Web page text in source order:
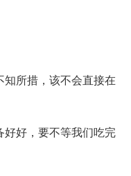
所措，该不会直接在
好，要不等我们吃完